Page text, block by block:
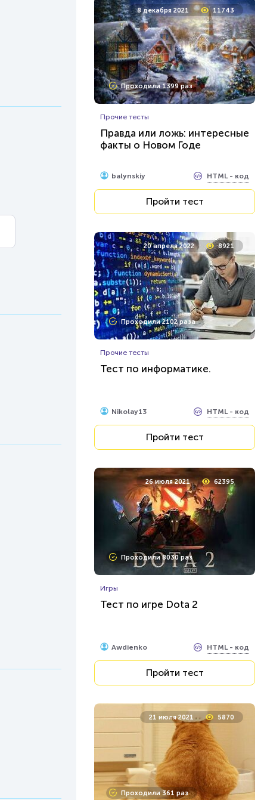
8 декабря 2021 11743
Проходили 1399 раз
Прочие тесты
Правда или ложь: интересные
факты о Новом Годе
balynskiy HTML - код
Пройти тест
20 апреля 2022 8921
Проходили 2102 раза
Прочие тесты
Тест по информатике.
Nikolay13 HTML - код
Пройти тест
26 июля 2021 62395
Проходили 8030 раз
Игры
Тест по игре Dota 2
Awdienko HTML - код
Пройти тест
21 июля 2021 5870
Проходили 361 раз